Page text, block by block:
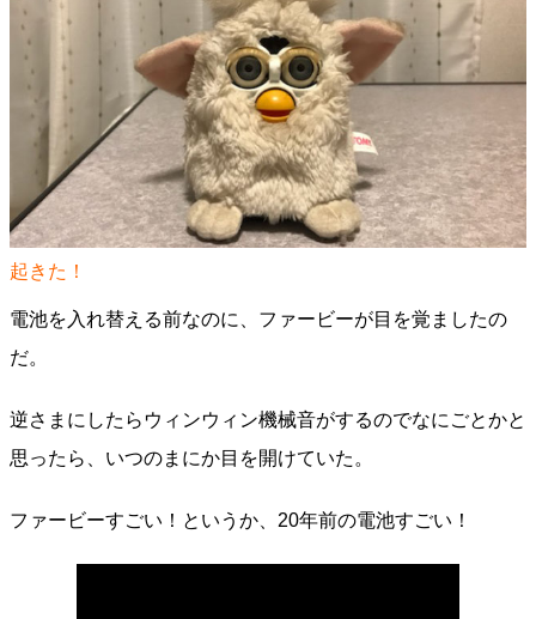
起きた！
電池を入れ替える前なのに、ファービーが目を覚ましたの
だ。
逆さまにしたらウィンウィン機械音がするのでなにごとかと
思ったら、いつのまにか目を開けていた。
ファービーすごい！というか、20年前の電池すごい！